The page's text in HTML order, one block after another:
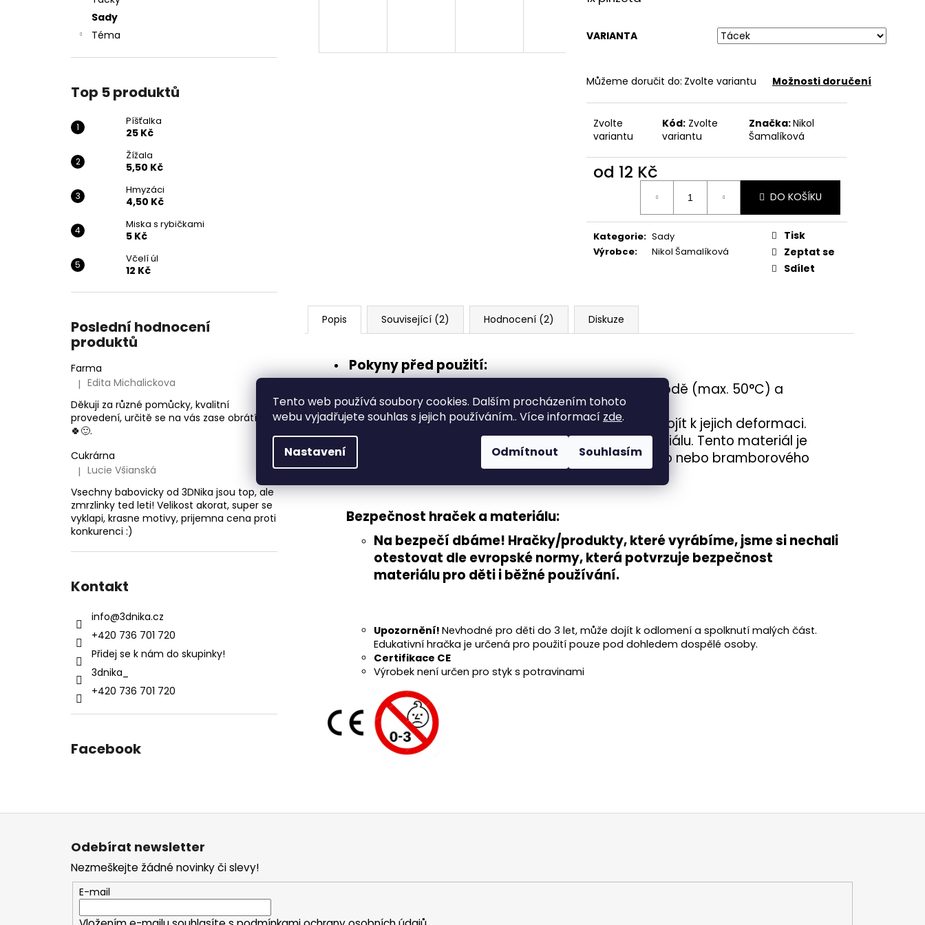
Tento web používá soubory cookies. Dalším procházením tohoto
webu vyjadřujete souhlas s jejich používáním.. Více informací zde.
Nastavení Odmítnout Souhlasím
Sady
Téma
Top 5 produktů
Píšťalka
25 Kč
Žížala
5,50 Kč
Hmyzáci
4,50 Kč
Miska s rybičkami
5 Kč
Včelí úl
12 Kč
Poslední hodnocení
produktů
Farma
Hodnocení produktu je 5 z 5 hvězdiček.
| Edita Michalickova
Děkuji za různé pomůcky, kvalitní
provedení, určitě se na vás zase obrátím
🍀🙂.
Cukrárna
Hodnocení produktu je 5 z 5 hvězdiček.
| Lucie Všianská
Vsechny babovicky od 3DNika jsou top, ale
zmrzlinky ted leti! Velikost akorat, super se
vyklapi, krasne motivy, prijemna cena proti
konkurenci :)
Kontakt
info@3dnika.cz
+420 736 701 720
Přidej se k nám do skupinky!
3dnika_
+420 736 701 720
Facebook
VARIANTA
Můžeme doručit do: Zvolte variantu Možnosti doručení
Zvolte
variantu
Kód: Zvolte
variantu
Značka:Nikol
Šamalíková
od 12 Kč
DO KOŠÍKU
Kategorie: Sady
Výrobce: Nikol Šamalíková
Tisk
Zeptat se
Sdílet
Popis Související (2) Hodnocení (2) Diskuze
Pokyny před použití:
před prvním použitím opláchněte ve vlažné vodě (max. 50°C) a
důkladně osušte.
nesmí se mýt v myčce na nádobí, mohlo by dojít k jejich deformaci.
Vyrobeno s láskou a z ekologického PLA materiálu. Tento materiál je
vyroben z biologicky rozložitelného kukuřičného nebo bramborového
škrobu a je odolný do teploty cca 50°C.
Bezpečnost hraček a materiálu:
Na bezpečí dbáme! Hračky/produkty, které vyrábíme, jsme si nechali
otestovat dle evropské normy, která potvrzujebezpečnost
materiálu pro děti i běžné používání.
Upozornění! Nevhodné pro děti do 3 let, může dojít k odlomení a spolknutí malých část.
Edukativní hračka je určená pro použití pouze pod dohledem dospělé osoby.
Certifikace CE
Výrobek není určen pro styk s potravinami
25 Kč
Z
Odebírat newsletter
Nezmeškejte žádné novinky či slevy!
E-mail